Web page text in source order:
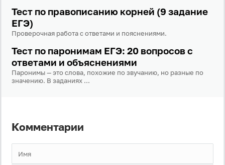
Тест по правописанию корней (9 задание
ЕГЭ)
Проверочная работа с ответами и пояснениями.
Тест по паронимам ЕГЭ: 20 вопросов с
ответами и объяснениями
Паронимы — это слова, похожие по звучанию, но разные по
значению. В заданиях ...
Комментарии